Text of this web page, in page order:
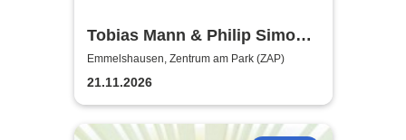
Tobias Mann & Philip Simon -
Grundlos gute Laune - Der
Kabarett-Podcast LIVE
Emmelshausen, Zentrum am Park (ZAP)
21.11.2026